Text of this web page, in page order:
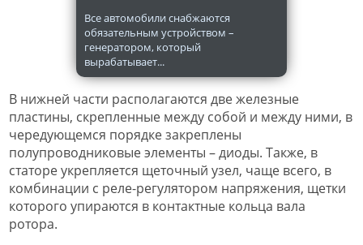
Все автомобили снабжаются
обязательным устройством –
генератором, который
вырабатывает...
В нижней части располагаются две железные
пластины, скрепленные между собой и между ними, в
чередующемся порядке закреплены
полупроводниковые элементы – диоды. Также, в
статоре укрепляется щеточный узел, чаще всего, в
комбинации с реле-регулятором напряжения, щетки
которого упираются в контактные кольца вала
ротора.